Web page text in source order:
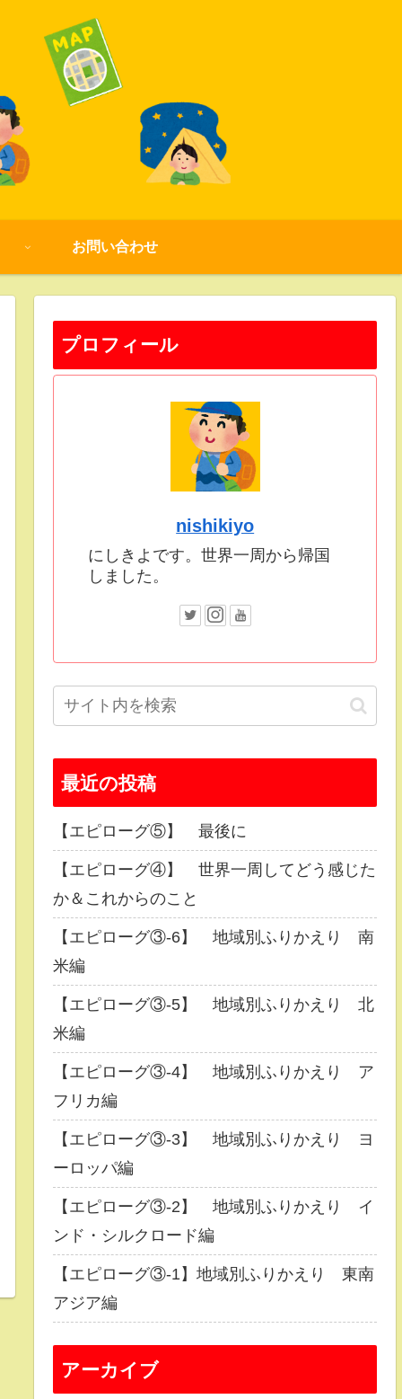
お問い合わせ
プロフィール
nishikiyo
にしきよです。世界一周から帰国
しました。
最近の投稿
【エピローグ⑤】 最後に
【エピローグ④】 世界一周してどう感じた
か＆これからのこと
【エピローグ③-6】 地域別ふりかえり 南
米編
【エピローグ③-5】 地域別ふりかえり 北
米編
【エピローグ③-4】 地域別ふりかえり ア
フリカ編
【エピローグ③-3】 地域別ふりかえり ヨ
ーロッパ編
【エピローグ③-2】 地域別ふりかえり イ
ンド・シルクロード編
【エピローグ③-1】地域別ふりかえり 東南
アジア編
アーカイブ